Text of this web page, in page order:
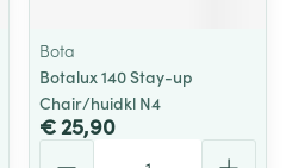
Bota
Botalux 140 Stay-up
Chair/huidkl N4
€ 25,90